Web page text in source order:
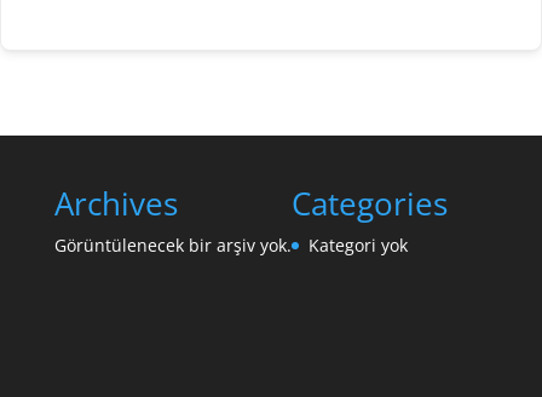
Archives
Görüntülenecek bir arşiv yok.
Categories
Kategori yok